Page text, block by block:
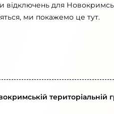
відключень для
ми покажемо це тут.
територіальній